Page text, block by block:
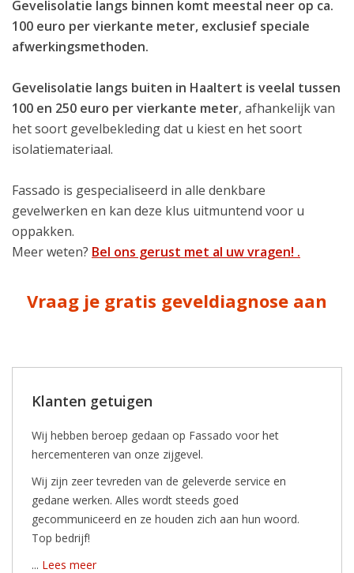
Gevelisolatie langs binnen komt meestal neer op ca.
100 euro per vierkante meter, exclusief speciale
afwerkingsmethoden.
Gevelisolatie langs buiten in Haaltert is veelal tussen
100 en 250 euro per vierkante meter, afhankelijk van
het soort gevelbekleding dat u kiest en het soort
isolatiemateriaal.
Fassado is gespecialiseerd in alle denkbare
gevelwerken en kan deze klus uitmuntend voor u
oppakken.
Meer weten? Bel ons gerust met al uw vragen! .
Vraag je gratis geveldiagnose aan
Klanten getuigen
Wij hebben beroep gedaan op Fassado voor het
hercementeren van onze zijgevel.
Wij zijn zeer tevreden van de geleverde service en
gedane werken. Alles wordt steeds goed
gecommuniceerd en ze houden zich aan hun woord.
Top bedrijf!
... Lees meer